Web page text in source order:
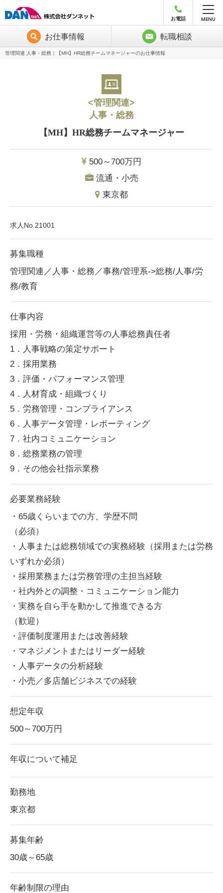
MENU
お仕事情報 転職相談
お電話
管理関連 人事・総務｜【MH】HR総務チームマネージャーのお仕事情報
<管理関連>
人事・総務
【MH】HR総務チームマネージャー
500～700万円
流通・小売
東京都
求人No.21001
募集職種
管理関連／人事・総務／事務/管理系->総務/人事/労
務/教育
仕事内容
採用・労務・組織運営等の人事総務責任者
1．人事戦略の策定サポート
2．採用業務
3．評価・パフォーマンス管理
4．人材育成・組織づくり
5．労務管理・コンプライアンス
6．人事データ管理・レポーティング
7．社内コミュニケーション
8．総務業務の管理
9．その他会社指示業務
必要業務経験
・65歳くらいまでの方、学歴不問
（必須）
・人事または総務領域での実務経験（採用または労務
いずれか必須）
・採用業務または労務管理の主担当経験
・社内外との調整・コミュニケーション能力
・実務を自ら手を動かして推進できる方
（歓迎）
・評価制度運用または改善経験
・マネジメントまたはリーダー経験
・人事データの分析経験
・小売／多店舗ビジネスでの経験
想定年収
500～700万円
年収について補足
勤務地
東京都
募集年齢
30歳～65歳
年齢制限の理由